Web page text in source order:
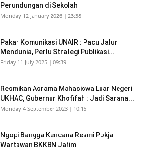
Perundungan di Sekolah
Monday 12 January 2026 | 23:38
Pakar Komunikasi UNAIR : Pacu Jalur
Mendunia, Perlu Strategi Publikasi...
Friday 11 July 2025 | 09:39
Resmikan Asrama Mahasiswa Luar Negeri
UKHAC, Gubernur Khofifah : Jadi Sarana...
Monday 4 September 2023 | 10:16
Ngopi Bangga Kencana Resmi Pokja
Wartawan BKKBN Jatim